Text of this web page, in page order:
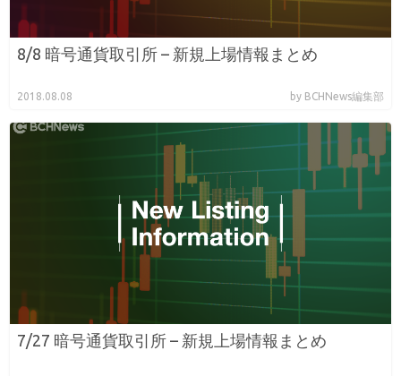
8/8 暗号通貨取引所 – 新規上場情報まとめ
2018.08.08 by BCHNews編集部
7/27 暗号通貨取引所 – 新規上場情報まとめ